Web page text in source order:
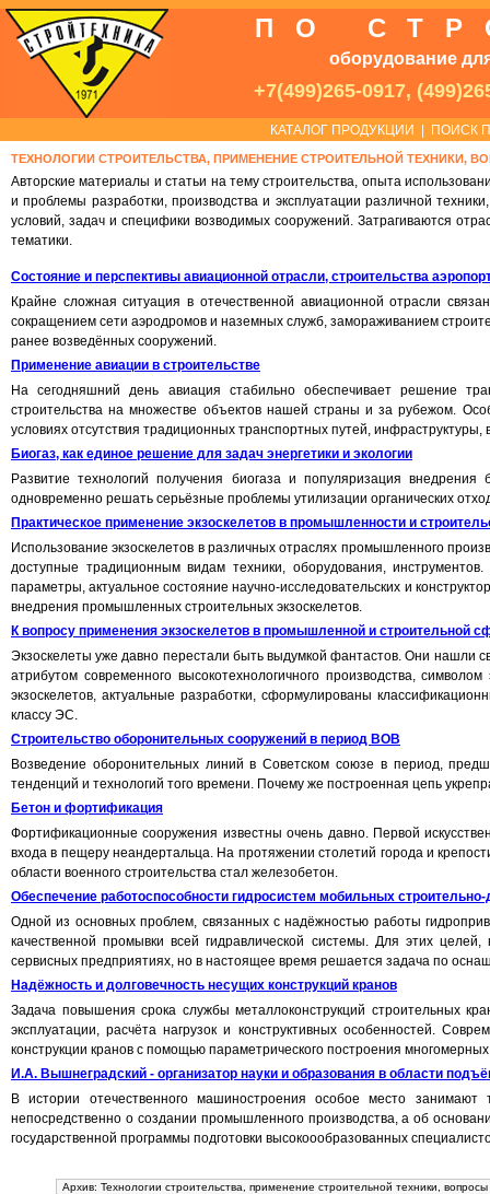
ПО
оборудование
+7(499)265-0917,
КАТАЛОГ ПРОДУКЦИИ ПОИСК
ТЕХНОЛОГИИ СТРОИТЕЛЬСТВА, ПРИМЕНЕНИЕ СТРОИТЕЛЬНОЙ ТЕХНИКИ,
Авторские материалы и статьи на тему строительства, опыта
и проблемы разработки, производства и эксплуатации различной
условий, задач и специфики возводимых сооружений. Затрагиваются
тематики.
Состояние и перспективы авиационной отрасли, строительства
Крайне сложная ситуация в отечественной авиационной отрасли
сокращением сети аэродромов и наземных служб, замораживанием
ранее возведённых сооружений.
Применение авиации в строительстве
На сегодняшний день авиация стабильно обеспечивает решение
строительства на множестве объектов нашей страны и за рубежом.
условиях отсутствия традиционных транспортных путей, инфраструктуры,
Биогаз, как единое решение для задач энергетики и экологии
Развитие технологий получения биогаза и популяризация
одновременно решать серьёзные проблемы утилизации органических
Практическое применение экзоскелетов в промышленности и
Использование экзоскелетов в различных отраслях промышленного
доступные традиционным видам техники, оборудования,
параметры, актуальное состояние научно-исследовательских и
внедрения промышленных строительных экзоскелетов.
К вопросу применения экзоскелетов в промышленной и строительной
Экзоскелеты уже давно перестали быть выдумкой фантастов. Они нашли
атрибутом современного высокотехнологичного производства,
экзоскелетов, актуальные разработки, сформулированы
классу ЭС.
Строительство оборонительных сооружений в период ВОВ
Возведение оборонительных линий в Советском союзе в период,
тенденций и технологий того времени. Почему же построенная цепь
Бетон и фортификация
Фортификационные сооружения известны очень давно. Первой
входа в пещеру неандертальца. На протяжении столетий города и
области военного строительства стал железобетон.
Обеспечение работоспособности гидросистем мобильных
Одной из основных проблем, связанных с надёжностью работы
качественной промывки всей гидравлической системы. Для этих
сервисных предприятиях, но в настоящее время решается задача по
Надёжность и долговечность несущих конструкций кранов
Задача повышения срока службы металлоконструкций строительных
эксплуатации, расчёта нагрузок и конструктивных особенностей.
конструкции кранов с помощью параметрического построения
И.А. Вышнеградский - организатор науки и образования в области
В истории отечественного машиностроения особое место
непосредственно о создании промышленного производства, а об
государственной программы подготовки высокоообразованных
Архив: Технологии строительства, применение строительной техники,